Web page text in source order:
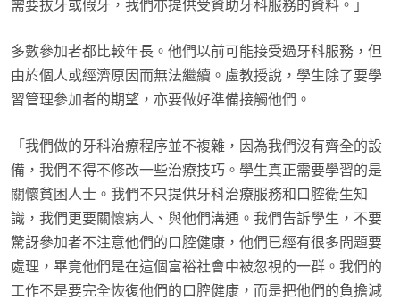
需要拔牙或假牙，我們亦提供受資助牙科服務的資料。」
多數參加者都比較年長。他們以前可能接受過牙科服務，但
由於個人或經濟原因而無法繼續。盧教授說，學生除了要學
習管理參加者的期望，亦要做好準備接觸他們。
「我們做的牙科治療程序並不複雜，因為我們沒有齊全的設
備，我們不得不修改一些治療技巧。學生真正需要學習的是
關懷貧困人士。我們不只提供牙科治療服務和口腔衛生知
識，我們更要關懷病人、與他們溝通。我們告訴學生，不要
驚訝參加者不注意他們的口腔健康，他們已經有很多問題要
處理，畢竟他們是在這個富裕社會中被忽視的一群。我們的
工作不是要完全恢復他們的口腔健康，而是把他們的負擔減